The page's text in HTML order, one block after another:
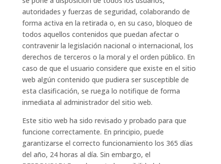
autoridades y fuerzas de seguridad, colaborando de
forma activa en la retirada o, en su caso, bloqueo de
todos aquellos contenidos que puedan afectar o
contravenir la legislación nacional o internacional, los
derechos de terceros o la moral y el orden público. En
caso de que el usuario considere que existe en el sitio
web algún contenido que pudiera ser susceptible de
esta clasificación, se ruega lo notifique de forma
inmediata al administrador del sitio web.
Este sitio web ha sido revisado y probado para que
funcione correctamente. En principio, puede
garantizarse el correcto funcionamiento los 365 días
del año, 24 horas al día. Sin embargo, el